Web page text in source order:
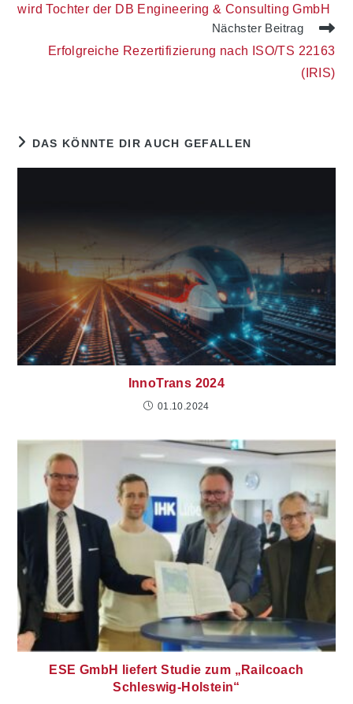
wird Tochter der DB Engineering & Consulting GmbH
Nächster Beitrag
Erfolgreiche Rezertifizierung nach ISO/TS 22163
(IRIS)
DAS KÖNNTE DIR AUCH GEFALLEN
InnoTrans 2024
01.10.2024
ESE GmbH liefert Studie zum „Railcoach
Schleswig-Holstein“